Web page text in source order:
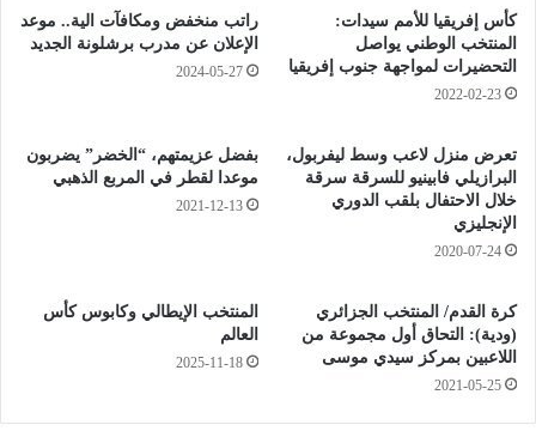
احترام القوانين وحماية مصالح الفريق في كافة المنافسات. هذا ما
يثبت صحة موقفنا القانوني ويؤكد التزامنا الراسخ بالدفاع عن حقوق
الفريق وفقا للقوانين واللوائح المعمول بها. ويظل اتحاد الجزائر
جدية للحفاظ على مكانته المرموقة في الساحة الكروية الإفريقية”.
ملفا على مستوى محكمة التحكيم الرياضي بلوزان (التاس), بهدف
وينص القانون 4 للاتحاد الدولي لكرة القدم (الفيفا) المتعلق ببذلات
الفرق على أن “البذلة لا تمثل أي شعار, كتابة أو صورة ذات طابع
سياسي, ديني أو شخصي. اللاعبون ممنوعون من إظهار شعارات,
رسائل أو صور سياسية, دينية أو فردية أو إشهارية في البذلة الداخلية,
باستثناء شعار الشركة التي تصنع الألبسة. وفي حال مخالفة القوانين
كأس إفريقيا للأمم سيدات:
المنتخب الوطني يواصل
التحضيرات لمواجهة جنوب إفريقيا
2022-02-23
راتب منخفض ومكافآت الية.. موعد
الإعلان عن مدرب برشلونة الجديد
2024-05-27
تعرض منزل لاعب وسط ليفربول،
البرازيلي فابينيو للسرقة سرقة
خلال الاحتفال بلقب الدوري
الإنجليزي
2020-07-24
بفضل عزيمتهم، “الخضر” يضربون
موعدا لقطر في المربع الذهبي
2021-12-13
كرة القدم/ المنتخب الجزائري
(ودية): التحاق أول مجموعة من
اللاعبين بمركز سيدي موسى
2021-05-25
المنتخب الإيطالي وكابوس كأس
العالم
2025-11-18